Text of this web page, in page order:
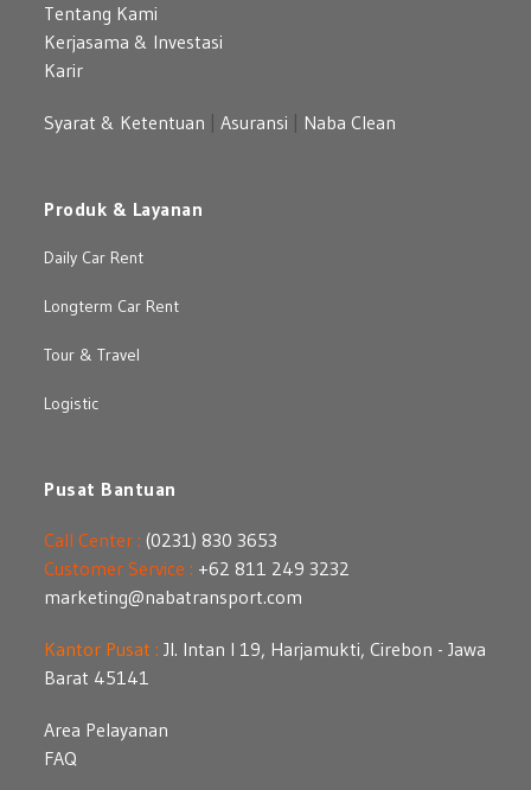
Tentang Kami
Kerjasama & Investasi
Karir
Syarat & Ketentuan |Asuransi Naba Clean
Produk & Layanan
Daily Car Rent
Longterm Car Rent
Tour & Travel
Logistic
Pusat Bantuan
Call Center : (0231) 830 3653
Customer Service : +62 811 249 3232
marketing@nabatransport.com
Kantor Pusat : Jl. Intan I 19, Harjamukti, Cirebon - Jawa
Barat 45141
Area Pelayanan
FAQ